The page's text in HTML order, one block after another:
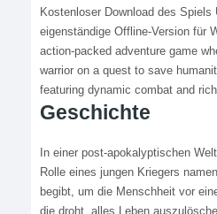
Kostenloser Download des
eigenständige Offline-Version für
action-packed adventure game
warrior on a quest to save
featuring dynamic combat and
Geschichte
In einer post-apokalyptischen
Rolle eines jungen Kriegers
begibt, um die Menschheit vor